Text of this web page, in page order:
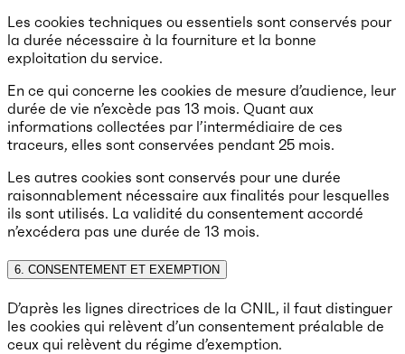
Les cookies techniques ou essentiels sont conservés pour
la durée nécessaire à la fourniture et la bonne
exploitation du service.
En ce qui concerne les cookies de mesure d’audience, leur
durée de vie n’excède pas 13 mois. Quant aux
informations collectées par l’intermédiaire de ces
traceurs, elles sont conservées pendant 25 mois.
Les autres cookies sont conservés pour une durée
raisonnablement nécessaire aux finalités pour lesquelles
ils sont utilisés. La validité du consentement accordé
n’excédera pas une durée de 13 mois.
6. CONSENTEMENT ET EXEMPTION
D’après les lignes directrices de la CNIL, il faut distinguer
les cookies qui relèvent d’un consentement préalable de
ceux qui relèvent du régime d’exemption.